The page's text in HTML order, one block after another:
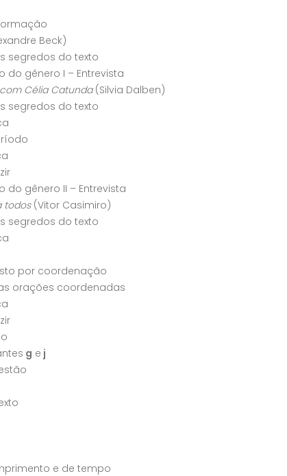
Beck)
segredos do texto
do gênero I – Entrevista
Célia Catunda(Silvia Dalben)
segredos do texto
do gênero II – Entrevista
todos(Vitor Casimiro)
segredos do texto
por coordenação
orações coordenadas
g e j
e de tempo